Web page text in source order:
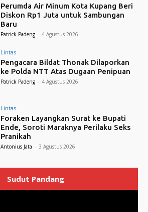
Perumda Air Minum Kota Kupang Beri
Diskon Rp1 Juta untuk Sambungan
Baru
Patrick Padeng - 4 Agustus 2026
Lintas
Pengacara Bildat Thonak Dilaporkan
ke Polda NTT Atas Dugaan Penipuan
Patrick Padeng - 4 Agustus 2026
Lintas
Foraken Layangkan Surat ke Bupati
Ende, Soroti Maraknya Perilaku Seks
Pranikah
Antonius Jata - 3 Agustus 2026
Sudut Pandang